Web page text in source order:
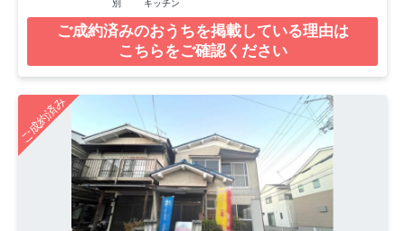
別
キッチン
ご成約済みのおうちを掲載している理由は
こちらをご確認ください
ご成約済み